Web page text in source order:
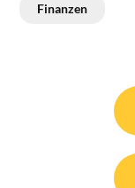
Finanzen
navigation